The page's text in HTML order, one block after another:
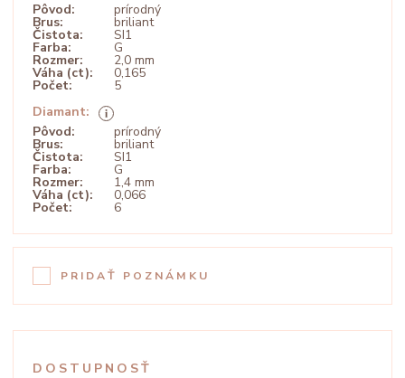
Pôvod:
prírodný
Brus: briliant
Čistota: SI1
Farba: G
Rozmer: 2,0 mm
Váha (ct): 0,165
Počet:
5
Diamant:
Pôvod:
prírodný
Brus: briliant
Čistota: SI1
Farba: G
Rozmer: 1,4 mm
Váha (ct): 0,066
Počet: 6
PRIDAŤ POZNÁMKU
DOSTUPNOSŤ